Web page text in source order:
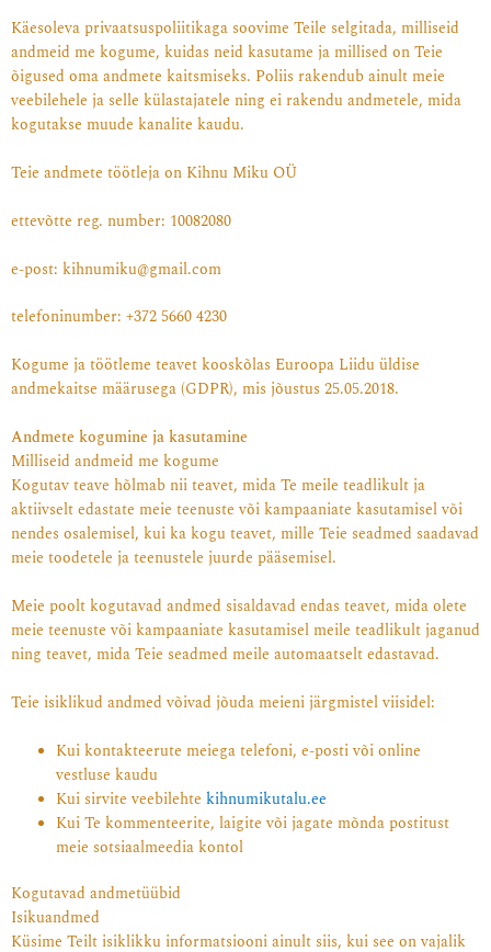
Käesoleva privaatsuspoliitikaga soovime Teile selgitada, milliseid
andmeid me kogume, kuidas neid kasutame ja millised on Teie
õigused oma andmete kaitsmiseks. Poliis rakendub ainult meie
veebilehele ja selle külastajatele ning ei rakendu andmetele, mida
kogutakse muude kanalite kaudu.
Teie andmete töötleja on Kihnu Miku OÜ
ettevõtte reg. number: 10082080
e-post: kihnumiku@gmail.com
telefoninumber: +372 5660 4230
Kogume ja töötleme teavet kooskõlas Euroopa Liidu üldise
andmekaitse määrusega (GDPR), mis jõustus 25.05.2018.
Andmete kogumine ja kasutamine
Milliseid andmeid me kogume
Kogutav teave hõlmab nii teavet, mida Te meile teadlikult ja
aktiivselt edastate meie teenuste või kampaaniate kasutamisel või
nendes osalemisel, kui ka kogu teavet, mille Teie seadmed saadavad
meie toodetele ja teenustele juurde pääsemisel.
Meie poolt kogutavad andmed sisaldavad endas teavet, mida olete
meie teenuste või kampaaniate kasutamisel meile teadlikult jaganud
ning teavet, mida Teie seadmed meile automaatselt edastavad.
Teie isiklikud andmed võivad jõuda meieni järgmistel viisidel:
Kui kontakteerute meiega telefoni, e-posti või online
vestluse kaudu
Kui sirvite veebilehtekihnumikutalu.ee
Kui Te kommenteerite, laigite või jagate mõnda postitust
meie sotsiaalmeedia kontol
Kogutavad andmetüübid
Isikuandmed
Küsime Teilt isiklikku informatsiooni ainult siis, kui see on vajalik